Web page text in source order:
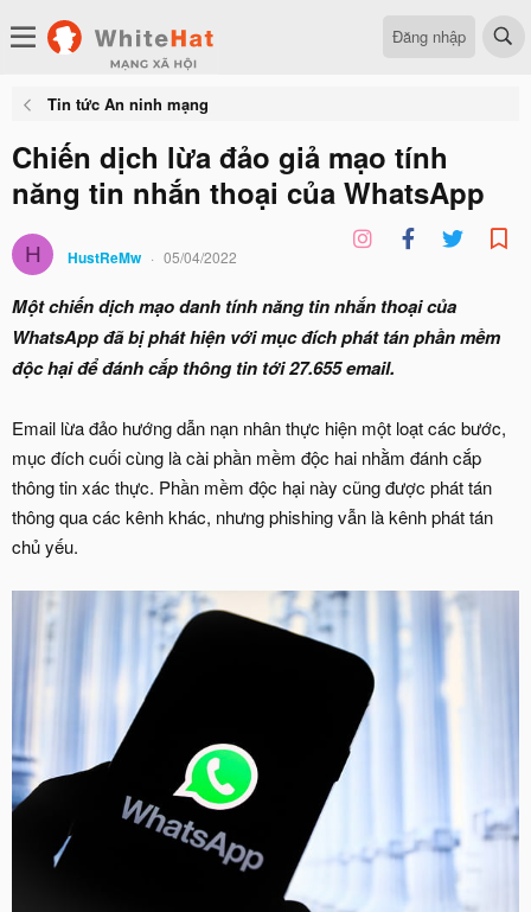
Đăng nhập
Tin tức An ninh mạng
Chiến dịch lừa đảo giả mạo tính
năng tin nhắn thoại của WhatsApp
H HustReMw 05/04/2022
Một chiến dịch mạo danh tính năng tin nhắn thoại của
WhatsApp đã bị phát hiện với mục đích phát tán phần mềm
độc hại để đánh cắp thông tin tới 27.655 email.
Email lừa đảo hướng dẫn nạn nhân thực hiện một loạt các bước,
mục đích cuối cùng là cài phần mềm độc hai nhằm đánh cắp
thông tin xác thực. Phần mềm độc hại này cũng được phát tán
thông qua các kênh khác, nhưng phishing vẫn là kênh phát tán
chủ yếu.